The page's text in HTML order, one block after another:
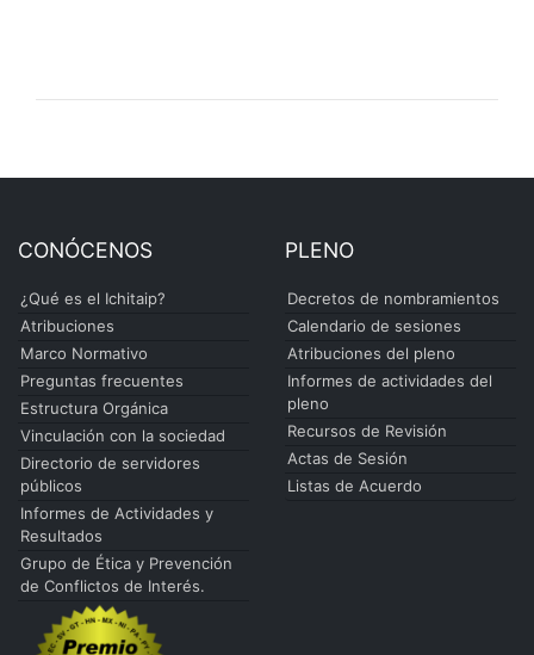
CONÓCENOS
¿Qué es el Ichitaip?
Atribuciones
Marco Normativo
Preguntas frecuentes
Estructura Orgánica
Vinculación con la sociedad
Directorio de servidores
públicos
Informes de Actividades y
Resultados
Grupo de Ética y Prevención
de Conflictos de Interés.
PLENO
Decretos de nombramientos
Calendario de sesiones
Atribuciones del pleno
Informes de actividades del
pleno
Recursos de Revisión
Actas de Sesión
Listas de Acuerdo